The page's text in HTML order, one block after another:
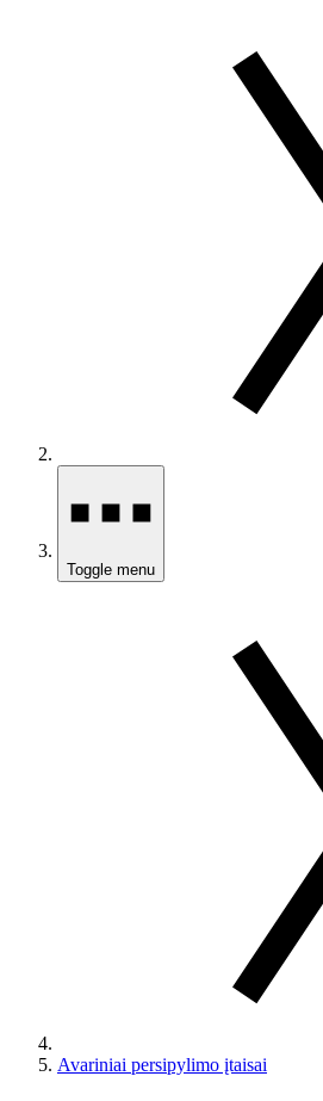
Toggle menu
Avariniai persipylimo įtaisai